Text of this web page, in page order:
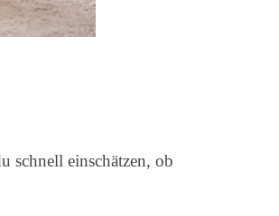
schnell einschätzen, ob